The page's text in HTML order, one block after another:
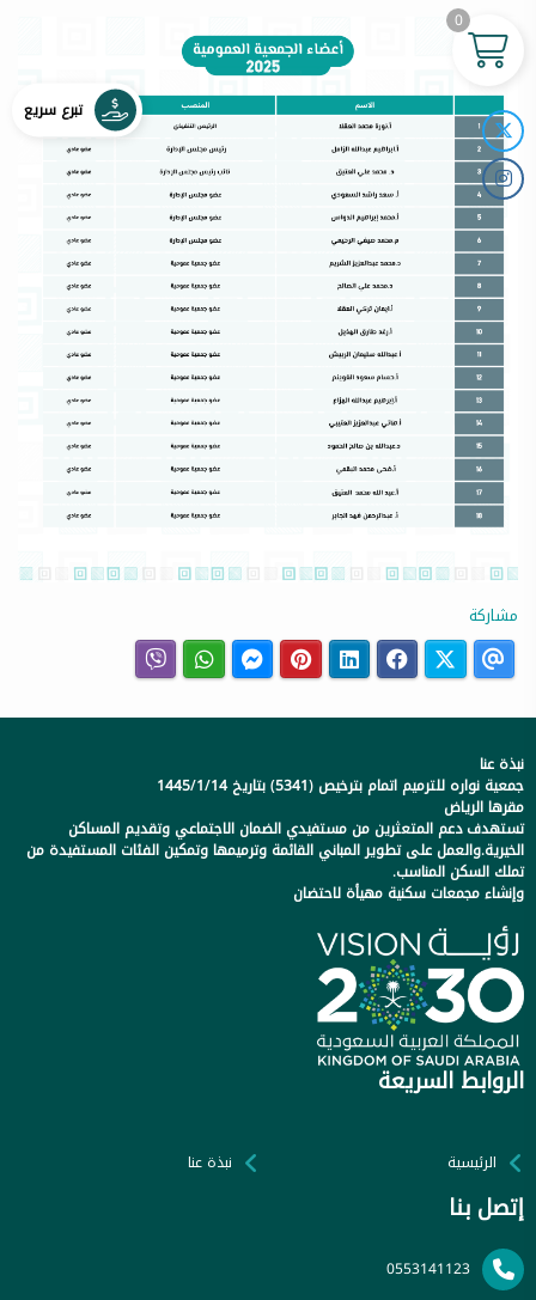
مشاركة
نبذة عنا
جمعية نواره للترميم اتمام بترخيص (5341) بتاريخ 1445/1/14
مقرها الرياض
تستهدف دعم المتعثرين من مستفيدي الضمان الاجتماعي وتقديم المساكن
الخيرية.والعمل على تطوير المباني القائمة وترميمها وتمكين الفئات المستفيدة من
تملك السكن المناسب.
وإنشاء مجمعات سكنية مهيأة لاحتضان
الروابط السريعة
الرئيسية نبذة عنا
إتصل بنا
0553141123
تبرع سريع
0